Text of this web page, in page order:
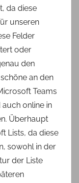
da diese
unseren
Felder
oder
den
an den
Teams
online in
Überhaupt
Lists, da diese
sowohl in der
der Liste